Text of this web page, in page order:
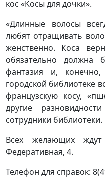
кос «Косы для дочки».
«Длинные волосы
любят отращивать
женственно. Коса
обязательно должна
фантазия и,
городской библиотеке
французскую косу,
другие
сотрудники библиотеки.
Всех желающих
Федеративная, 4.
Телефон для справок: